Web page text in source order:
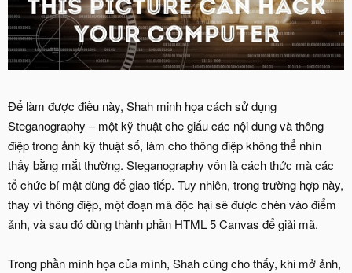
Để làm được điều này, Shah minh họa cách sử dụng
Steganography – một kỹ thuật che giấu các nội dung và thông
điệp trong ảnh kỹ thuật số, làm cho thông điệp không thể nhìn
thấy bằng mắt thường. Steganography vốn là cách thức mà các
tổ chức bí mật dùng để giao tiếp. Tuy nhiên, trong trường hợp này,
thay vì thông điệp, một đoạn mã độc hại sẽ được chèn vào điểm
ảnh, và sau đó dùng thành phần HTML 5 Canvas để giải mã.
Trong phần minh họa của mình, Shah cũng cho thấy, khi mở ảnh,